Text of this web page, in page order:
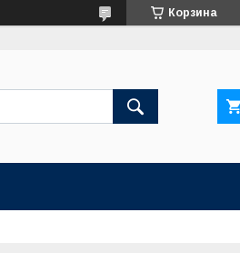
Корзина